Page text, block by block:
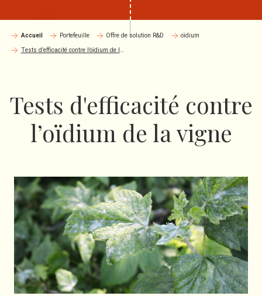
Accueil Portefeuille Offre de solution R&D oïdium
Tests d’efficacité contre l’oïdium de la vigne
Tests d'efficacité contre
l’oïdium de la vigne